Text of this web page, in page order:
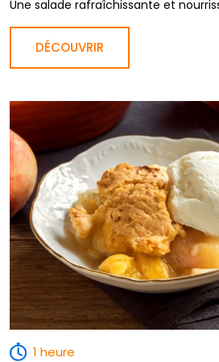
Une salade rafraîchissante et
DÉCOUVRIR
1 heure